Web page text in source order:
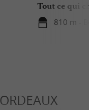
Tout ce qui
810 m -